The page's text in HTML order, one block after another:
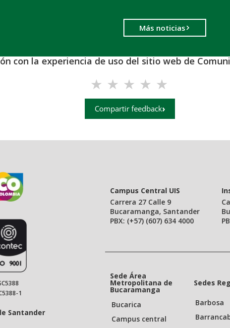
Más noticias
con la experiencia de uso del sitio web de